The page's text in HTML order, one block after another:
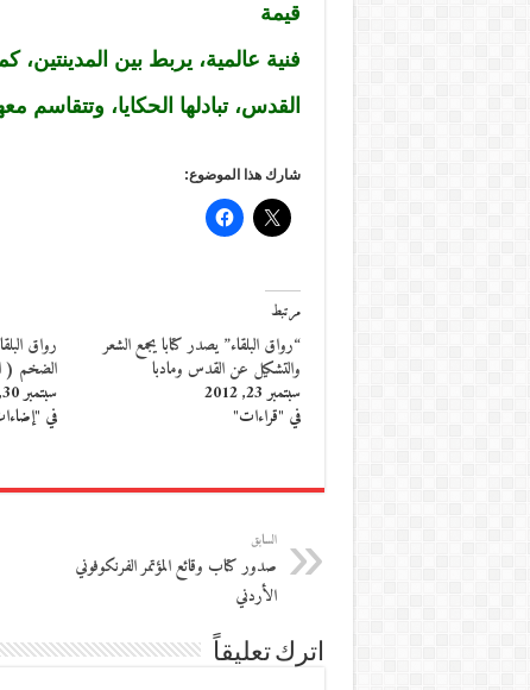
قيمة
فنية عالمية، يربط بين
القدس، تبادلها الحكايا،
شارك هذا الموضوع:
مرتبط
“رواق البلقاء” يصدر كتابا يجمع الشعر
والتشكيل عن القدس ومادبا
سبتمبر 23, 2012
في "قراءات"
رواق
الضخم (
سبتمبر 30, 2012
في
السابق
صدور كتاب وقائع المؤتمر الفرنكوفوني
الأردني
اترك تعليقاً